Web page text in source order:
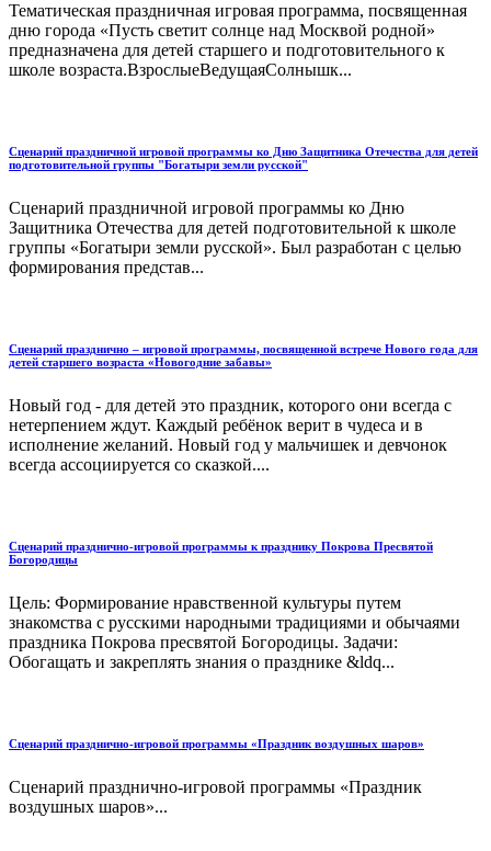
Тематическая праздничная игровая программа, посвященная
дню города «Пусть светит солнце над Москвой родной»
предназначена для детей старшего и подготовительного к
школе возраста.ВзрослыеВедущаяСолнышк...
Сценарий праздничной игровой программы ко Дню Защитника Отечества для детей
подготовительной группы "Богатыри земли русской"
Сценарий праздничной игровой программы ко Дню
Защитника Отечества для детей подготовительной к школе
группы «Богатыри земли русской». Был разработан с целью
формирования представ...
Сценарий празднично – игровой программы, посвященной встрече Нового года для
детей старшего возраста «Новогодние забавы»
Новый год - для детей это праздник, которого они всегда с
нетерпением ждут. Каждый ребёнок верит в чудеса и в
исполнение желаний. Новый год у мальчишек и девчонок
всегда ассоциируется со сказкой....
Сценарий празднично-игровой программы к празднику Покрова Пресвятой
Богородицы
Цель: Формирование нравственной культуры путем
знакомства с русскими народными традициями и обычаями
праздника Покрова пресвятой Богородицы. Задачи:
Обогащать и закреплять знания о празднике &ldq...
Сценарий празднично-игровой программы «Праздник воздушных шаров»
Сценарий празднично-игровой программы «Праздник
воздушных шаров»...